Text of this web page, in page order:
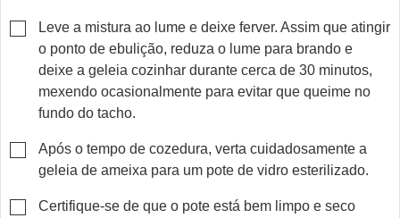
▢Leve a mistura ao lume e deixe ferver. Assim que atingir
o ponto de ebulição, reduza o lume para brando e
deixe a geleia cozinhar durante cerca de 30 minutos,
mexendo ocasionalmente para evitar que queime no
fundo do tacho.
▢
Após o tempo de cozedura, verta cuidadosamente a
geleia de ameixa para um pote de vidro esterilizado.
▢
Certifique-se de que o pote está bem limpo e seco